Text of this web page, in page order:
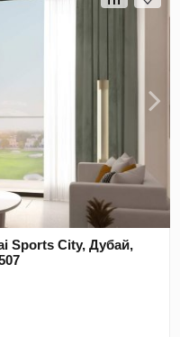
Sports City, Дубай,